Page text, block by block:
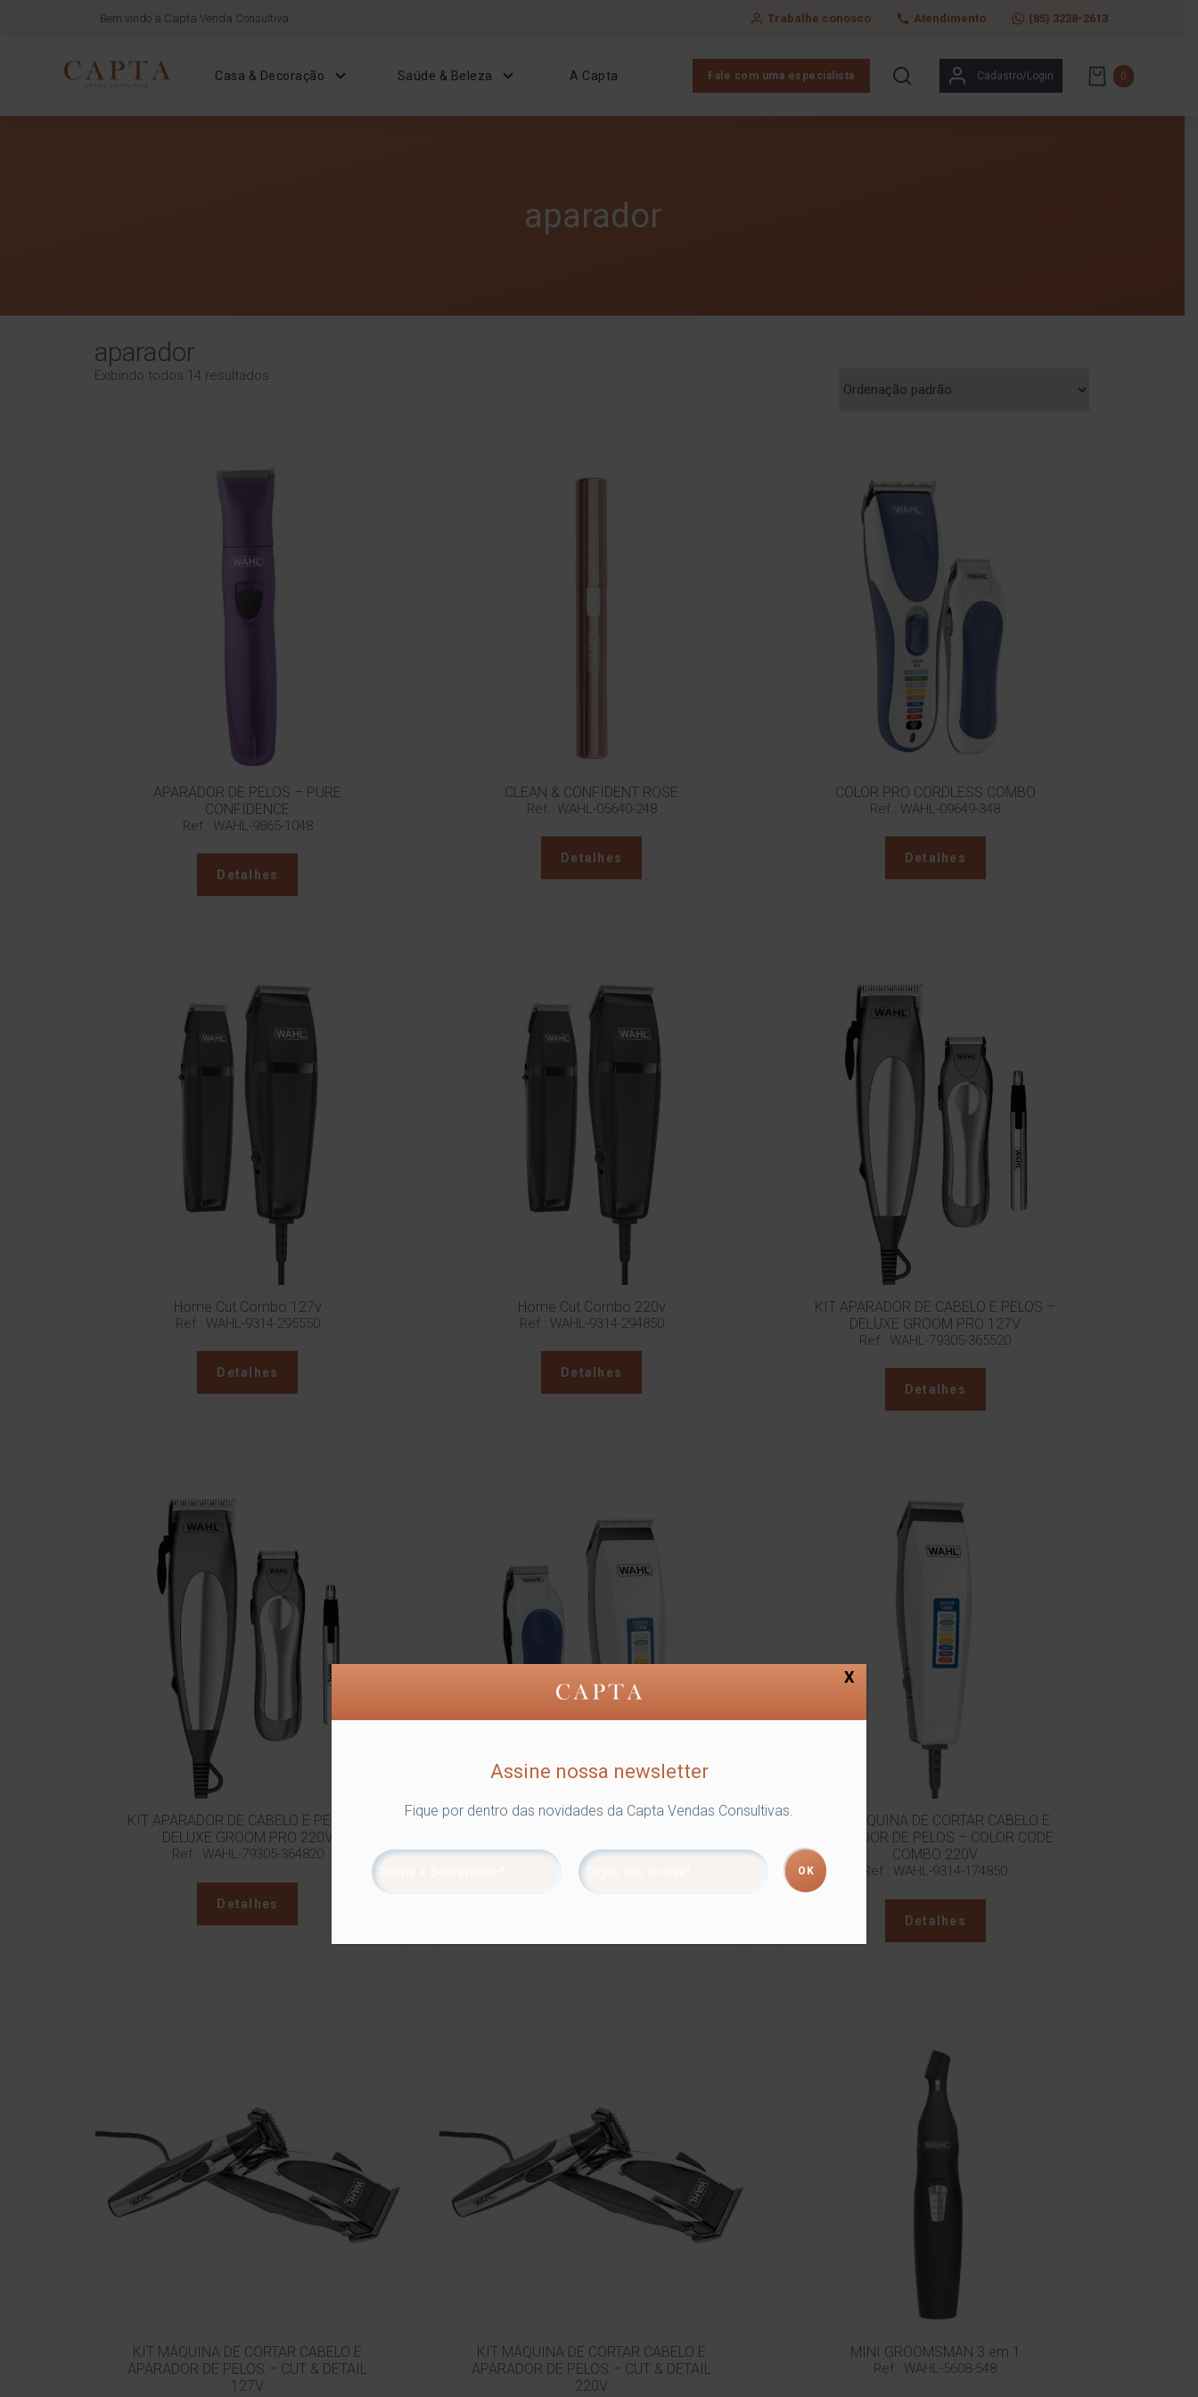
Bem vindo à Capta Venda Consultiva Trabalhe conosco Atendimento (85) 3238-2613
Casa & Decoração Saúde & Beleza A Capta Fale com uma especialista Cadastro/Login 0
aparador
aparador
Exibindo todos 14 resultados
APARADOR DE PELOS – PURE
CONFIDENCE
Ref.: WAHL-9865-1048
Detalhes
CLEAN & CONFIDENT ROSE
Ref.: WAHL-05640-248
Detalhes
COLOR PRO CORDLESS COMBO
Ref.: WAHL-09649-348
Detalhes
Home Cut Combo 127v
Ref.: WAHL-9314-295550
Detalhes
Home Cut Combo 220v
Ref.: WAHL-9314-294850
Detalhes
KIT APARADOR DE CABELO E PELOS –
DELUXE GROOM PRO 127V
Ref.: WAHL-79305-365520
Detalhes
KIT APARADOR DE CABELO E PELOS –
DELUXE GROOM PRO 220V
Ref.: WAHL-79305-364820
Detalhes
KIT MÁQUINA DE CORTAR CABELO E
COMBO 127V
Ref.: WAHL-9314-175550
KIT MÁQUINA DE CORTAR CABELO E
APARADOR DE PELOS – COLOR CODE
COMBO 220V
Ref.: WAHL-9314-174850
Detalhes
KIT MÁQUINA DE CORTAR CABELO E
APARADOR DE PELOS – CUT & DETAIL
127V
KIT MÁQUINA DE CORTAR CABELO E
APARADOR DE PELOS – CUT & DETAIL
220V
MINI GROOMSMAN 3 em 1
Ref.: WAHL-5608-548
Assine nossa newsletter
Fique por dentro das novidades da Capta Vendas Consultivas.
X